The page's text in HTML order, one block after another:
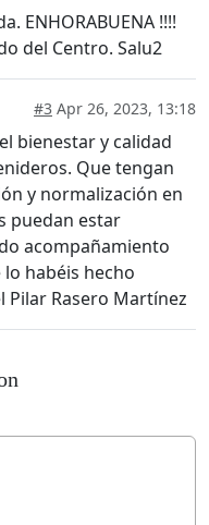
ENHORABUENA !!!!
del Centro. Salu2
#3 Apr 26, 2023, 13:18
bienestar y calidad
Que tengan
y normalización en
puedan estar
acompañamiento
lo habéis hecho
Pilar Rasero Martínez